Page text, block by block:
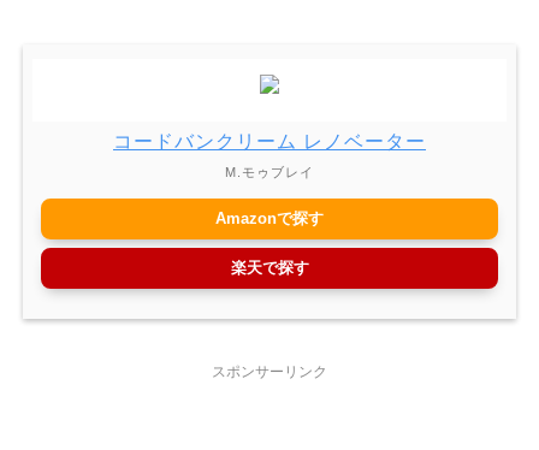
コードバンクリーム レノベーター
M.モゥブレイ
Amazonで探す
楽天で探す
スポンサーリンク